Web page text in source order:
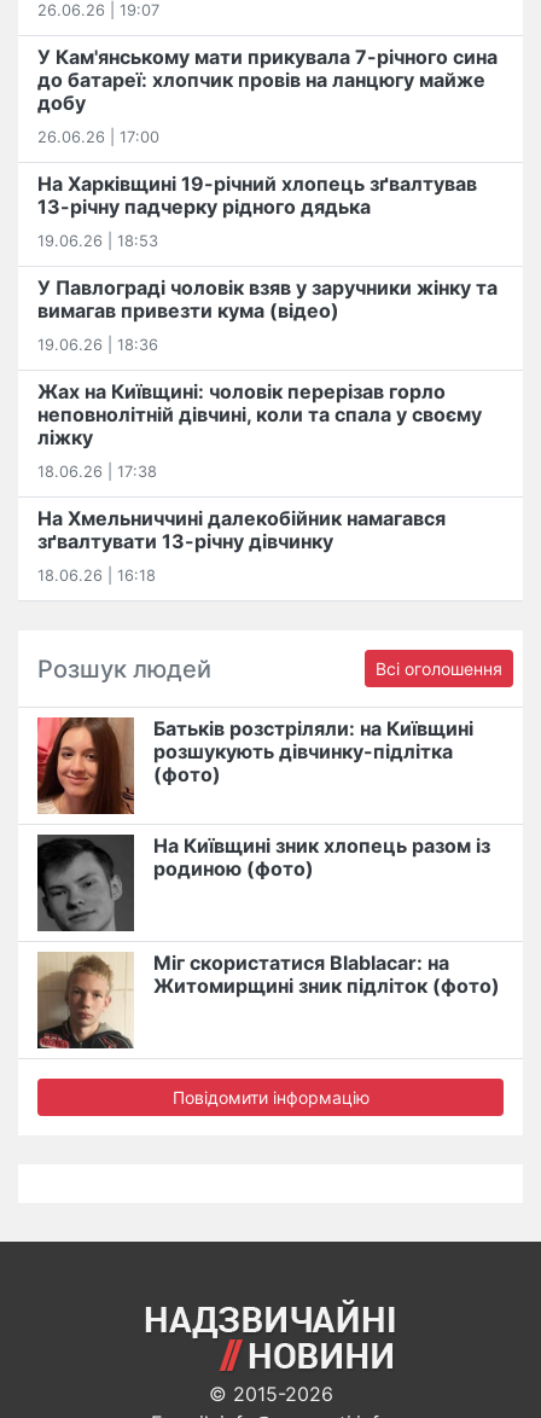
26.06.26 | 19:07
У Кам'янському мати прикувала 7-річного сина
до батареї: хлопчик провів на ланцюгу майже
добу
26.06.26 | 17:00
На Харківщині 19-річний хлопець​ ️зґвалтував
13-річну падчерку рідного дядька
19.06.26 | 18:53
У Павлограді чоловік взяв у заручники жінку та
вимагав привезти кума (відео)
19.06.26 | 18:36
Жах на Київщині: чоловік перерізав горло
неповнолітній дівчині, коли та спала у своєму
ліжку
18.06.26 | 17:38
На Хмельниччині далекобійник намагався
зґвалтувати 13-річну дівчинку
18.06.26 | 16:18
Розшук людей Всі оголошення
Батьків розстріляли: на Київщині
розшукують дівчинку-підлітка
(фото)
На Київщині зник хлопець разом із
родиною (фото)
Міг скористатися Blablacar: на
Житомирщині зник підліток (фото)
Повідомити інформацію
© 2015-2026